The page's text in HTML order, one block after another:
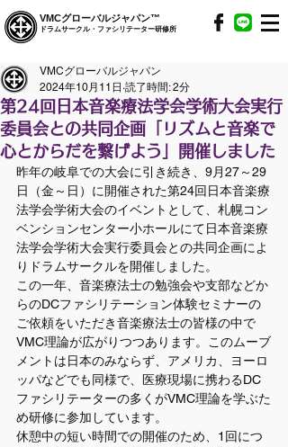
VMCグローバルジャパン™
ドラムサークル・ファシリテーター研修所
第24回日本音楽療法学会学術大会実行
委員会との共同企画「リズムと音楽で
心とからだを繋げよう」開催しました
VMCグローバルジャパン
2024年10月11日 読了時間: 2分
昨年の岐阜での大会に引き続き、9月27～29
日（金～日）に開催された第24回日本音楽療
法学会学術大会のイベントとして、札幌コン
ベンションセンター小ホールにて日本音楽療
法学会学術大会実行委員会との共同企画によ
りドラムサークルを開催しました。
この一年、音楽療法士の勉強会や支部などか
らのDCファシリテーション体験セミナーの
ご依頼をいただき音楽療法士の皆様の中で
VMC理論が広がりつつあります。このムーブ
メントは日本のみならず、アメリカ、ヨーロ
ッパなどでも同様で、医療現場に携わるDC
ファシリテーターの多くがVMC理論を学ぶた
め研修に参加しています。
休憩中の短い時間での開催のため、1回につ